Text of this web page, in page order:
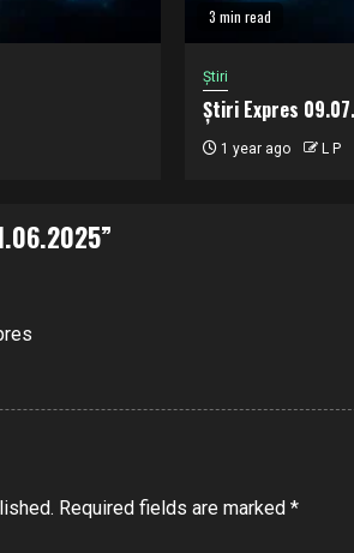
3 min read
Știri
Știri Expres
1 year ago L P
”
Required fields are marked *